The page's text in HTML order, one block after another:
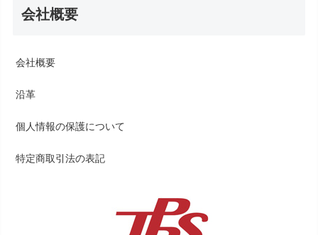
会社概要
会社概要
沿革
個人情報の保護について
特定商取引法の表記